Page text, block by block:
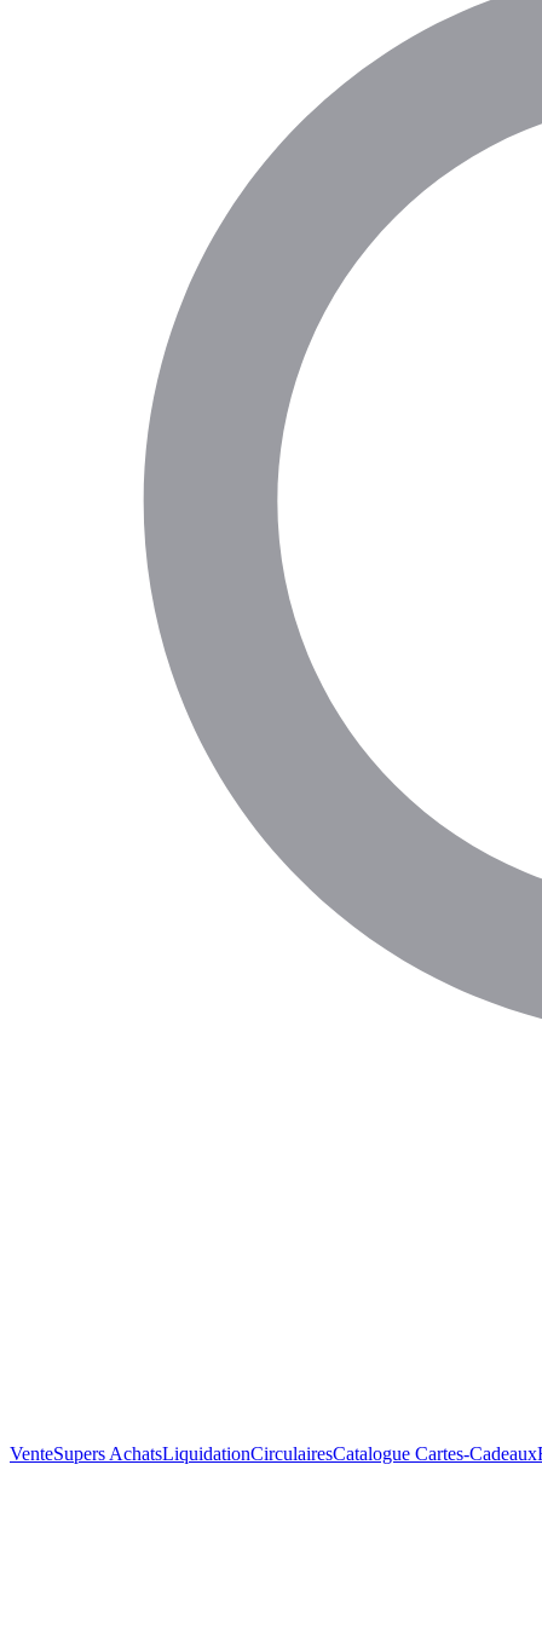
VenteSupers AchatsLiquidationCirculairesCatalogue Cartes-Cadeaux